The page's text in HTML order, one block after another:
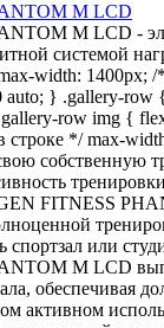
M LCD
M LCD -
системой
width: 1400px;
auto; } .gallery-row
row img {
строке */ max-
собственную
FITNESS
спортзал или
M LCD
обеспечивая
активном